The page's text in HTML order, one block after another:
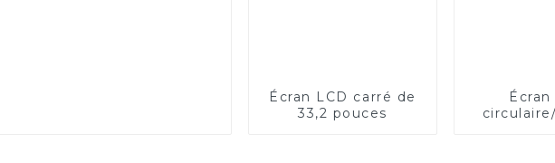
Écran LCD carré de
33,2 pouces
Écran